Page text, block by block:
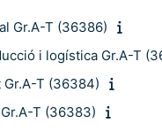
Gr.A-T (36386)
i logística Gr.A-T
T (36384)
T (36383)